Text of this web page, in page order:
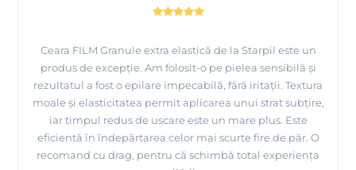
Ceara FILM Granule extra elastică de la Starpil este un
produs de excepție. Am folosit-o pe pielea sensibilă și
rezultatul a fost o epilare impecabilă, fără iritații. Textura
moale și elasticitatea permit aplicarea unui strat subțire,
iar timpul redus de uscare este un mare plus. Este
eficientă în îndepărtarea celor mai scurte fire de păr. O
recomand cu drag, pentru că schimbă total experiența